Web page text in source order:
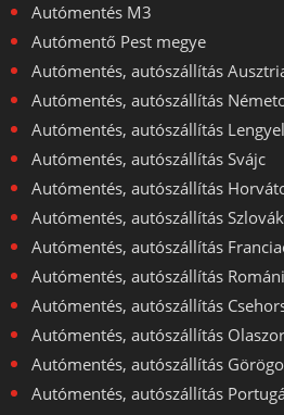
Autómentés M3
Autómentő Pest megye
Autómentés, autószállítás
Autómentés, autószállítás
Autómentés, autószállítás
Autómentés, autószállítás Svájc
Autómentés, autószállítás
Autómentés, autószállítás
Autómentés, autószállítás
Autómentés, autószállítás
Autómentés, autószállítás
Autómentés, autószállítás
Autómentés, autószállítás
Autómentés, autószállítás